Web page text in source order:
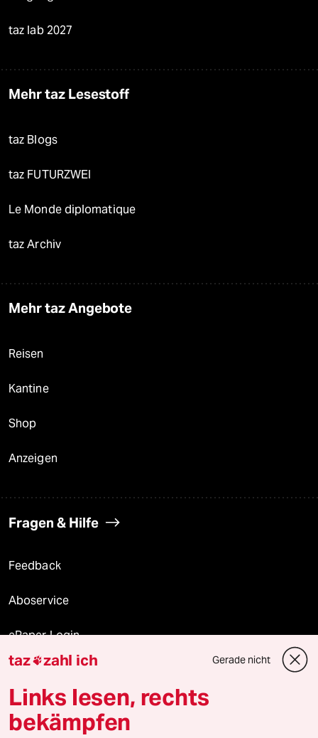
taz lab 2027
Mehr taz Lesestoff
taz Blogs
taz FUTURZWEI
Le Monde diplomatique
taz Archiv
Mehr taz Angebote
Reisen
Kantine
Shop
Anzeigen
Fragen & Hilfe
Feedback
Aboservice
ePaper Login
Downloads für Abonnierende
© 2026 taz Verlags und Vertriebs GmbH
taz zahl ich Gerade nicht
Links lesen, rechts
bekämpfen